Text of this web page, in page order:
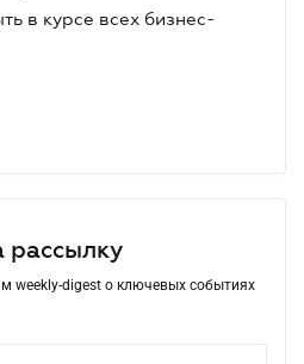
в курсе всех бизнес-
рассылку
weekly-digest о ключевых событиях